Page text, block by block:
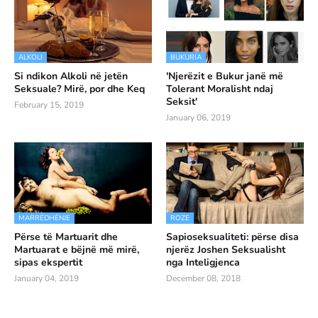
ALKOLI
Si ndikon Alkoli në jetën
Seksuale? Mirë, por dhe Keq
February 15, 2019
BUKURIA
'Njerëzit e Bukur janë më
Tolerant Moralisht ndaj
Seksit'
January 06, 2019
MARRËDHËNJE
Përse të Martuarit dhe
Martuarat e bëjnë më mirë,
sipas ekspertit
January 04, 2019
ROZE
Sapioseksualiteti: përse disa
njerëz Joshen Seksualisht
nga Inteligjenca
December 08, 2018